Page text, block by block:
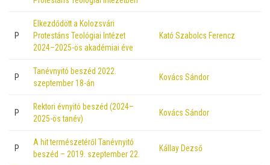
P
Elkezdődött a Kolozsvári
Protestáns Teológiai Intézet
2024–2025-ös akadémiai éve
Kató Szabolcs Ferencz
P
Tanévnyitó beszéd 2022.
szeptember 18-án
Kovács Sándor
P
Rektori évnyitó beszéd (2024–
2025-ös tanév)
Kovács Sándor
P
A hit természetéről Tanévnyitó
beszéd – 2019. szeptember 22.
Kállay Dezső